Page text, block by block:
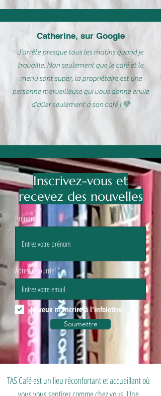
Catherine, sur Google
J’arrête presque tous les matins quand je
travaille. Non seulement que le café et le
menu sont super, la propriétaire est une
personne merveilleuse qui vous donne envie
d’aller seulement à son café ! 💜
Inscrivez-vous et
recevez des nouvelles
Prénom
Adresse courriel
Je veux m'incrire à l'infolettre
Soumettre
TAS Café est un lieu réconfortant et accueillant où